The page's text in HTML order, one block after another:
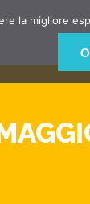
la migliore